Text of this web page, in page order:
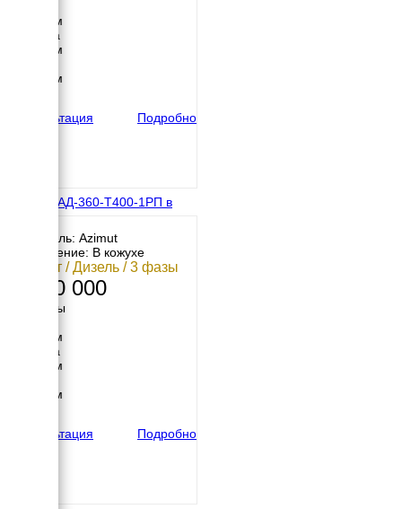
3300 мм
Ширина
1810 мм
2100 мм
Консультация
Подробно
Азимут АД-360-Т400-1РП в
Двигатель: Azimut
Исполнение: В кожухе
360 кВт / Дизель / 3 фазы
2 990 000
Размеры
4800 мм
Ширина
2100 мм
2400 мм
Консультация
Подробно